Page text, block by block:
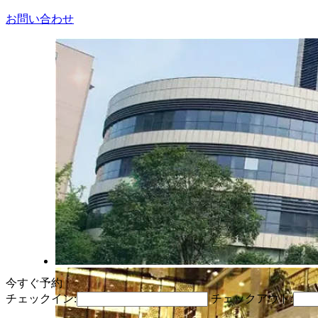
お問い合わせ
今すぐ予約
チェックイン:
チェックアウト: